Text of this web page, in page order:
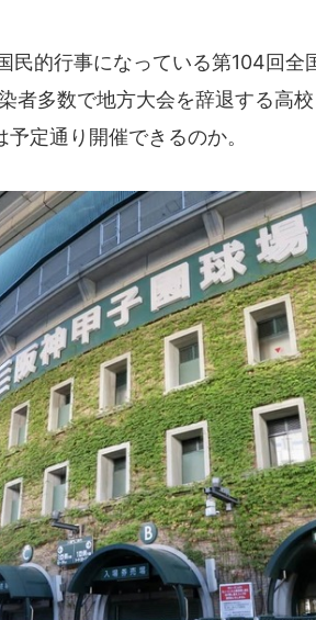
民的行事になっている第104回全
者多数で地方大会を辞退する高
定通り開催できるのか。